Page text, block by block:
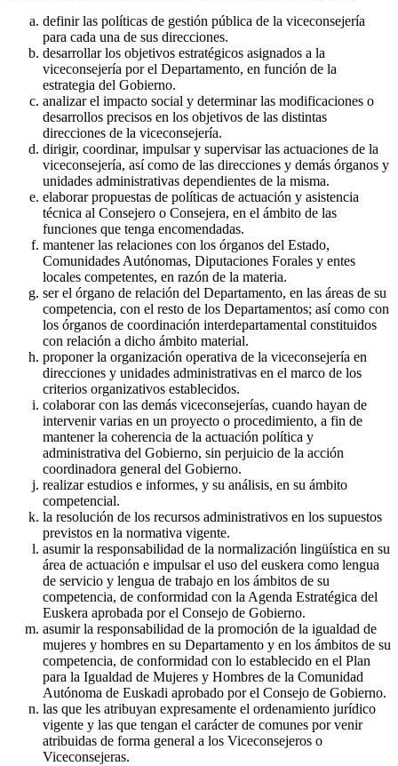
definir las políticas de gestión pública de la viceconsejería
para cada una de sus direcciones.
desarrollar los objetivos estratégicos asignados a la
viceconsejería por el Departamento, en función de la
estrategia del Gobierno.
analizar el impacto social y determinar las modificaciones o
desarrollos precisos en los objetivos de las distintas
direcciones de la viceconsejería.
dirigir, coordinar, impulsar y supervisar las actuaciones de la
viceconsejería, así como de las direcciones y demás órganos y
unidades administrativas dependientes de la misma.
elaborar propuestas de políticas de actuación y asistencia
técnica al Consejero o Consejera, en el ámbito de las
funciones que tenga encomendadas.
mantener las relaciones con los órganos del Estado,
Comunidades Autónomas, Diputaciones Forales y entes
locales competentes, en razón de la materia.
ser el órgano de relación del Departamento, en las áreas de su
competencia, con el resto de los Departamentos; así como con
los órganos de coordinación interdepartamental constituidos
con relación a dicho ámbito material.
proponer la organización operativa de la viceconsejería en
direcciones y unidades administrativas en el marco de los
criterios organizativos establecidos.
colaborar con las demás viceconsejerías, cuando hayan de
intervenir varias en un proyecto o procedimiento, a fin de
mantener la coherencia de la actuación política y
administrativa del Gobierno, sin perjuicio de la acción
coordinadora general del Gobierno.
realizar estudios e informes, y su análisis, en su ámbito
competencial.
la resolución de los recursos administrativos en los supuestos
previstos en la normativa vigente.
asumir la responsabilidad de la normalización lingüística en su
área de actuación e impulsar el uso del euskera como lengua
de servicio y lengua de trabajo en los ámbitos de su
competencia, de conformidad con la Agenda Estratégica del
Euskera aprobada por el Consejo de Gobierno.
asumir la responsabilidad de la promoción de la igualdad de
mujeres y hombres en su Departamento y en los ámbitos de su
competencia, de conformidad con lo establecido en el Plan
para la Igualdad de Mujeres y Hombres de la Comunidad
Autónoma de Euskadi aprobado por el Consejo de Gobierno.
las que les atribuyan expresamente el ordenamiento jurídico
vigente y las que tengan el carácter de comunes por venir
atribuidas de forma general a los Viceconsejeros o
Viceconsejeras.